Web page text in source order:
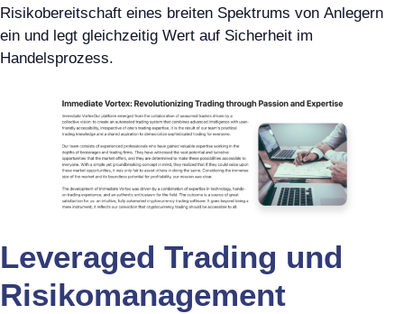
Risikobereitschaft eines breiten Spektrums von Anlegern
ein und legt gleichzeitig Wert auf Sicherheit im
Handelsprozess.
Leveraged Trading und
Risikomanagement